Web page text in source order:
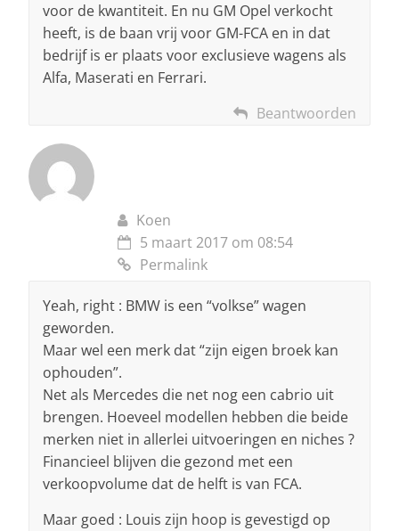
voor de kwantiteit. En nu GM Opel verkocht
heeft, is de baan vrij voor GM-FCA en in dat
bedrijf is er plaats voor exclusieve wagens als
Alfa, Maserati en Ferrari.
Beantwoorden
Koen
5 maart 2017 om 08:54
Permalink
Yeah, right : BMW is een “volkse” wagen
geworden.
Maar wel een merk dat “zijn eigen broek kan
ophouden”.
Net als Mercedes die net nog een cabrio uit
brengen. Hoeveel modellen hebben die beide
merken niet in allerlei uitvoeringen en niches ?
Financieel blijven die gezond met een
verkoopvolume dat de helft is van FCA.
Maar goed : Louis zijn hoop is gevestigd op